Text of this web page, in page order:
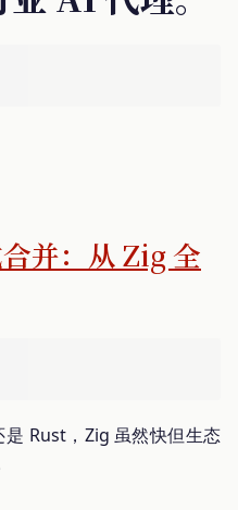
并：从 Zig 全
是 Rust，Zig 虽然快但生态